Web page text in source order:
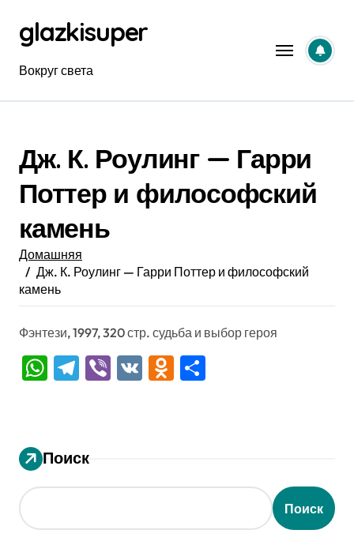
содержанию
glazkisuper
Вокруг света
Дж. К. Роулинг — Гарри
Поттер и философский
камень
Домашняя
Дж. К. Роулинг — Гарри Поттер и философский
камень
Фэнтези, 1997, 320 стр. судьба и выбор героя
WhatsApp
Telegram
Viber
VK Odnoklassniki
Поиск
Поиск